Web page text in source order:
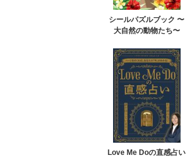
シールパズルブック 〜
大自然の動物たち〜
Love Me Doの直感占い